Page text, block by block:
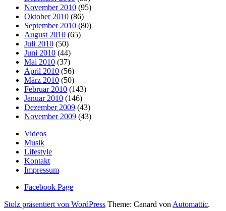
November 2010 (95)
Oktober 2010 (86)
September 2010 (80)
August 2010 (65)
Juli 2010 (50)
Juni 2010 (44)
Mai 2010 (37)
April 2010 (56)
März 2010 (50)
Februar 2010 (143)
Januar 2010 (146)
Dezember 2009 (43)
November 2009 (43)
Videos
Musik
Lifestyle
Kontakt
Impressum
Facebook Page
Stolz präsentiert von WordPress Theme: Canard vonAutomattic.